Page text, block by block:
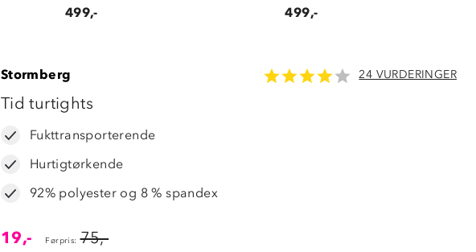
499,-
499,-
Stormberg 24 VURDERINGER
Tid turtights
Fukttransporterende
Hurtigtørkende
92% polyester og 8 % spandex
19,- Førpris: 75,-